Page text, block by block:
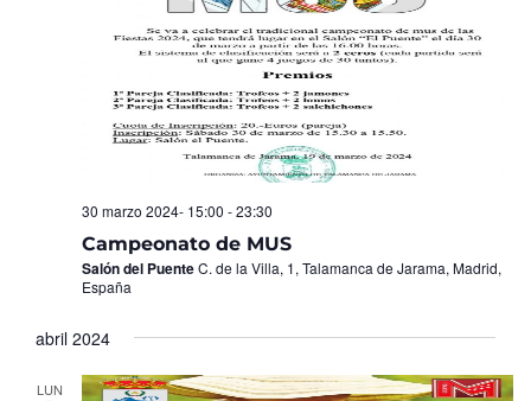
Campeonato de MUS
30 marzo 2024- 15:00 -23:30
Salón del PuenteC. de la Villa, 1, Talamanca de Jarama, Madrid,
España
abril 2024
LUN